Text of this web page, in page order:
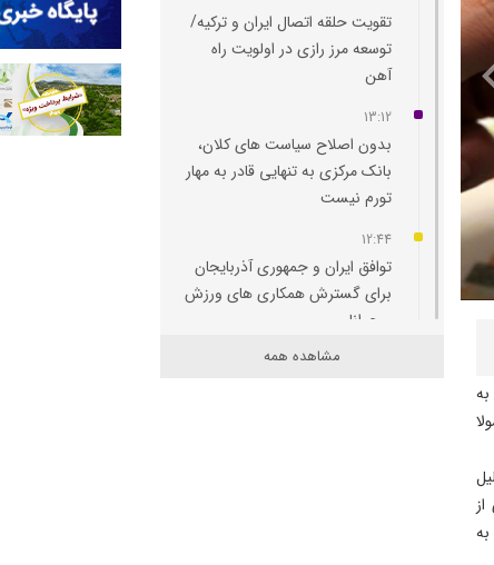
تقویت حلقه اتصال ایران و ترکیه/
توسعه مرز رازی در اولویت راه‌
آهن
13:12
بدون اصلاح سیاست‌ های کلان،
بانک مرکزی به تنهایی قادر به مهار
تورم نیست
12:44
توافق ایران و جمهوری آذربایجان
برای گسترش همکاری‌ های ورزش
و جوانان
مشاهده همه